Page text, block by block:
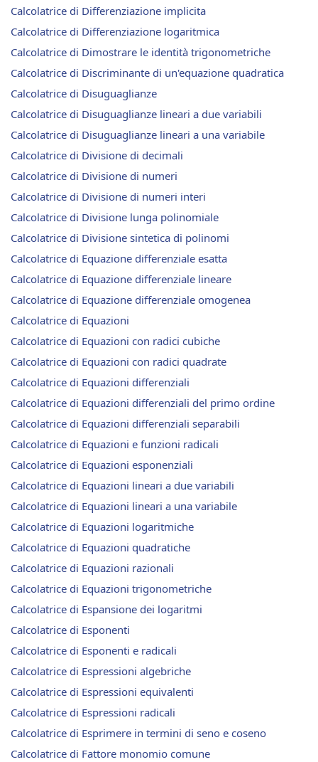
Calcolatrice di Differenziazione implicita
Calcolatrice di Differenziazione logaritmica
Calcolatrice di Dimostrare le identità trigonometriche
Calcolatrice di Discriminante di un'equazione quadratica
Calcolatrice di Disuguaglianze
Calcolatrice di Disuguaglianze lineari a due variabili
Calcolatrice di Disuguaglianze lineari a una variabile
Calcolatrice di Divisione di decimali
Calcolatrice di Divisione di numeri
Calcolatrice di Divisione di numeri interi
Calcolatrice di Divisione lunga polinomiale
Calcolatrice di Divisione sintetica di polinomi
Calcolatrice di Equazione differenziale esatta
Calcolatrice di Equazione differenziale lineare
Calcolatrice di Equazione differenziale omogenea
Calcolatrice di Equazioni
Calcolatrice di Equazioni con radici cubiche
Calcolatrice di Equazioni con radici quadrate
Calcolatrice di Equazioni differenziali
Calcolatrice di Equazioni differenziali del primo ordine
Calcolatrice di Equazioni differenziali separabili
Calcolatrice di Equazioni e funzioni radicali
Calcolatrice di Equazioni esponenziali
Calcolatrice di Equazioni lineari a due variabili
Calcolatrice di Equazioni lineari a una variabile
Calcolatrice di Equazioni logaritmiche
Calcolatrice di Equazioni quadratiche
Calcolatrice di Equazioni razionali
Calcolatrice di Equazioni trigonometriche
Calcolatrice di Espansione dei logaritmi
Calcolatrice di Esponenti
Calcolatrice di Esponenti e radicali
Calcolatrice di Espressioni algebriche
Calcolatrice di Espressioni equivalenti
Calcolatrice di Espressioni radicali
Calcolatrice di Esprimere in termini di seno e coseno
Calcolatrice di Fattore monomio comune